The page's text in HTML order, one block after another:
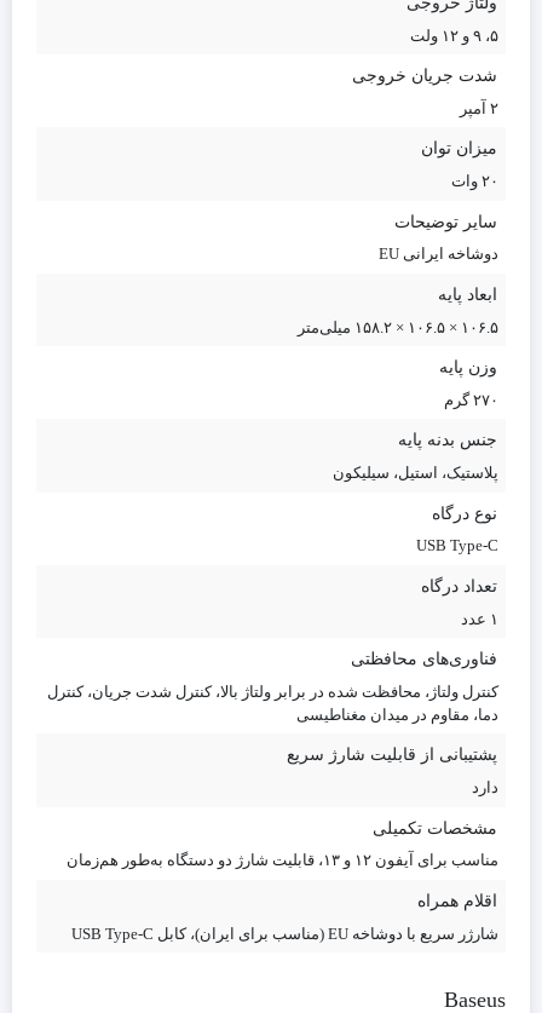
۵، ۹ و ۱۲ ولت
شدت جریان خروجی
۲ آمپر
میزان توان
۲۰ وات
سایر توضیحات
دوشاخه ایرانی EU
ابعاد پایه
۱۰۶.۵ × ۱۰۶.۵ × ۱۵۸.۲ میلی‌متر
وزن پایه
۲۷۰ گرم
جنس بدنه پایه
پلاستیک، استیل، سیلیکون
نوع درگاه
USB Type-C
تعداد درگاه
۱ عدد
فناوری‌های محافظتی
کنترل ولتاژ، محافظت شده در برابر ولتاژ بالا، کنترل شدت جریان، کنترل
دما، مقاوم در میدان مغناطیسی
پشتیبانی از قابلیت شارژ سریع
دارد
مشخصات تکمیلی
مناسب برای آیفون ۱۲ و ۱۳، قابلیت شارژ دو دستگاه به‌طور هم‌زمان
اقلام همراه
شارژر سریع با دوشاخه EU (مناسب برای ایران)، کابل USB Type-C
Baseus